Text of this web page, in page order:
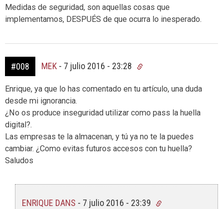
Medidas de seguridad, son aquellas cosas que
implementamos, DESPUÉS de que ocurra lo inesperado.
#008 MEK - 7 julio 2016 - 23:28
Enrique, ya que lo has comentado en tu artículo, una duda
desde mi ignorancia.
¿No os produce inseguridad utilizar como pass la huella
digital?.
Las empresas te la almacenan, y tú ya no te la puedes
cambiar. ¿Como evitas futuros accesos con tu huella?
Saludos
ENRIQUE DANS - 7 julio 2016 - 23:39